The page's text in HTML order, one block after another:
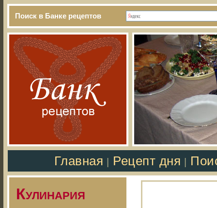
Поиск в Банке рецептов
Главная Рецепт дня
Кулинария